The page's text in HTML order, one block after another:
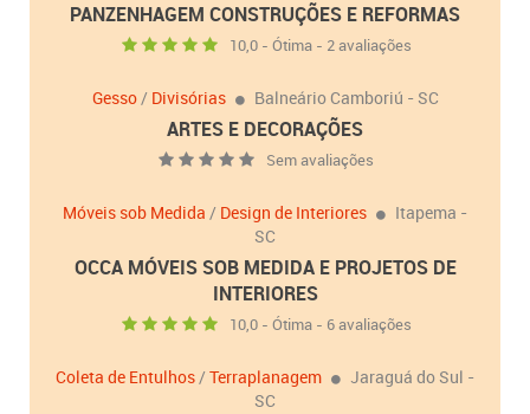
PANZENHAGEM CONSTRUÇÕES E REFORMAS
10,0 - Ótima - 2 avaliações
Gesso/ Divisórias Balneário Camboriú - SC
ARTES E DECORAÇÕES
Sem avaliações
Móveis sob Medida / Design de Interiores
Itapema -
SC
OCCA MÓVEIS SOB MEDIDA E PROJETOS DE
INTERIORES
10,0 - Ótima - 6 avaliações
Coleta de Entulhos/Terraplanagem
Jaraguá do Sul -
SC